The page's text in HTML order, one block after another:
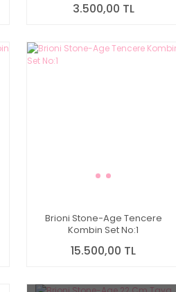
3.500,00 TL
Brioni Stone-Age Tencere
Kombin Set No:1
15.500,00 TL